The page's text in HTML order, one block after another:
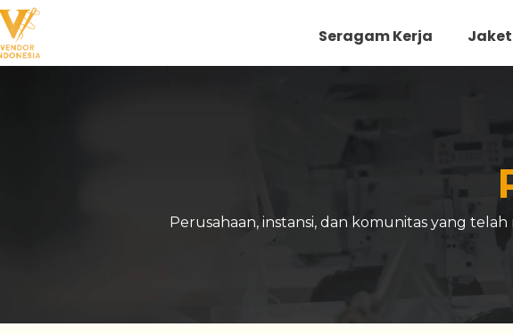
Skip
to
content
Seragam Kerja Jaket
Perusahaan, instansi, dan komunitas yang